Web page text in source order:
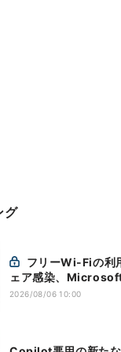
グ
ェア感染、
2026/08/06 10:00